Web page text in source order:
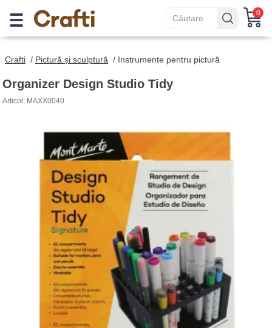
0
Crafti / Pictură și sculptură / Instrumente pentru pictură
Organizer Design Studio Tidy
Articol: MAXX0040